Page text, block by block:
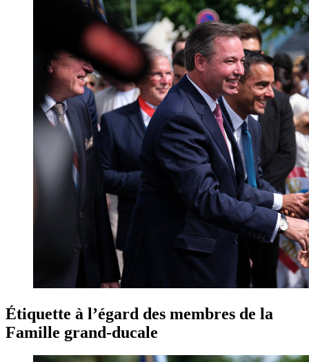
Étiquette à l’égard des membres de la
Famille grand-ducale